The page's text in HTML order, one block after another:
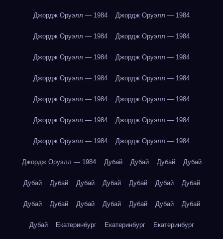
Джордж Оруэлл — 1984 Джордж Оруэлл — 1984
Джордж Оруэлл — 1984 Джордж Оруэлл — 1984
Джордж Оруэлл — 1984 Джордж Оруэлл — 1984
Джордж Оруэлл — 1984 Джордж Оруэлл — 1984
Джордж Оруэлл — 1984 Джордж Оруэлл — 1984
Джордж Оруэлл — 1984 Джордж Оруэлл — 1984
Джордж Оруэлл — 1984 Джордж Оруэлл — 1984
Джордж Оруэлл — 1984 Дубай Дубай Дубай Дубай
Дубай Дубай Дубай Дубай Дубай Дубай Дубай
Дубай Дубай Дубай Дубай Дубай Дубай Дубай
Дубай Екатеринбург Екатеринбург Екатеринбург